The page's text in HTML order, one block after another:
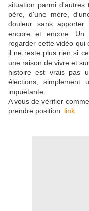
situation parmi d'autres
père, d'une mère,
douleur sans
encore et encore.
regarder cette vidéo qui
il ne reste plus rien si
une raison de vivre et
histoire est vrais pas
élections,
inquiétante.
A vous de vérifier
prendre position. link